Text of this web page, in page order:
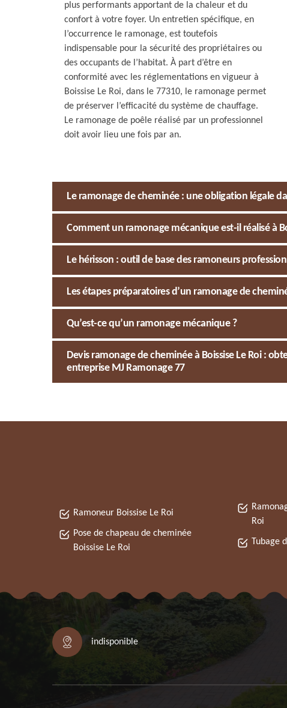
plus performants apportant de la chaleur et du
confort à votre foyer. Un entretien spécifique, en
l’occurrence le ramonage, est toutefois
indispensable pour la sécurité des propriétaires ou
des occupants de l’habitat. À part d’être en
conformité avec les réglementations en vigueur à
Boissise Le Roi, dans le 77310, le ramonage permet
de préserver l’efficacité du système de chauffage.
Le ramonage de poêle réalisé par un professionnel
doit avoir lieu une fois par an.
Le ramonage de cheminée : une obligation légale
Comment un ramonage mécanique est-il réalisé à
Le hérisson : outil de base des ramoneurs
Les étapes préparatoires d’un ramonage de
Qu’est-ce qu’un ramonage mécanique ?
Devis ramonage de cheminée à Boissise Le Roi :
entreprise MJ Ramonage 77
Ramoneur Boissise Le Roi
Pose de chapeau de cheminée
Boissise Le Roi
Roi
Tubage
indisponible